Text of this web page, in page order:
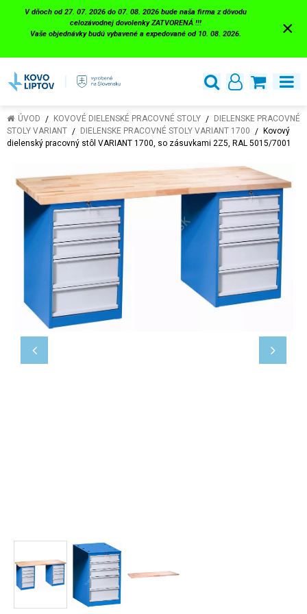
V dňoch od 27. 07. 2026 do 07. 08. 2026 bude naša firma z dôvodu
celozávodnej dovolenky ZATVORENÁ !!!
Vaše objednávky budú vybavené a expedované od 10. 08. 2026.
×
ÚVOD KOVOVÉ DIELENSKÉ PRACOVNÉ STOLY
DIELENSKE PRACOVNÉ
STOLY VARIANT
DIELENSKE PRACOVNÉ STOLY VARIANT 1700
Kovový
dielenský pracovný stôl VARIANT 1700, so zásuvkami 2Z5, RAL 5015/7001